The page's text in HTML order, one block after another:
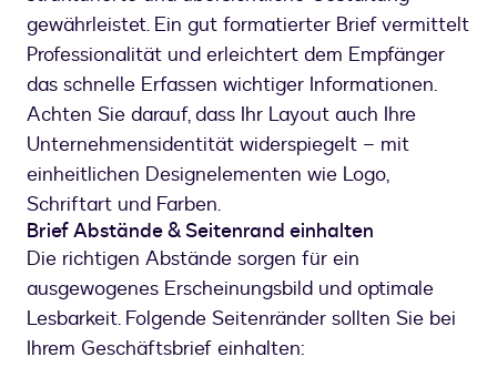
gewährleistet. Ein gut formatierter Brief vermittelt
Professionalität und erleichtert dem Empfänger
das schnelle Erfassen wichtiger Informationen.
Achten Sie darauf, dass Ihr Layout auch Ihre
Unternehmensidentität widerspiegelt – mit
einheitlichen Designelementen wie Logo,
Schriftart und Farben.
Brief Abstände & Seitenrand einhalten
Die richtigen Abstände sorgen für ein
ausgewogenes Erscheinungsbild und optimale
Lesbarkeit. Folgende Seitenränder sollten Sie bei
Ihrem Geschäftsbrief einhalten: